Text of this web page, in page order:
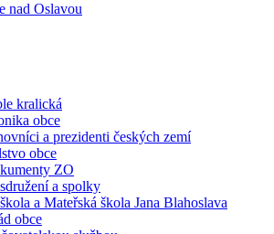
nad Oslavou
kralická
obce
a prezidenti českých zemí
obce
ZO
a spolky
a Mateřská škola Jana Blahoslava
obce